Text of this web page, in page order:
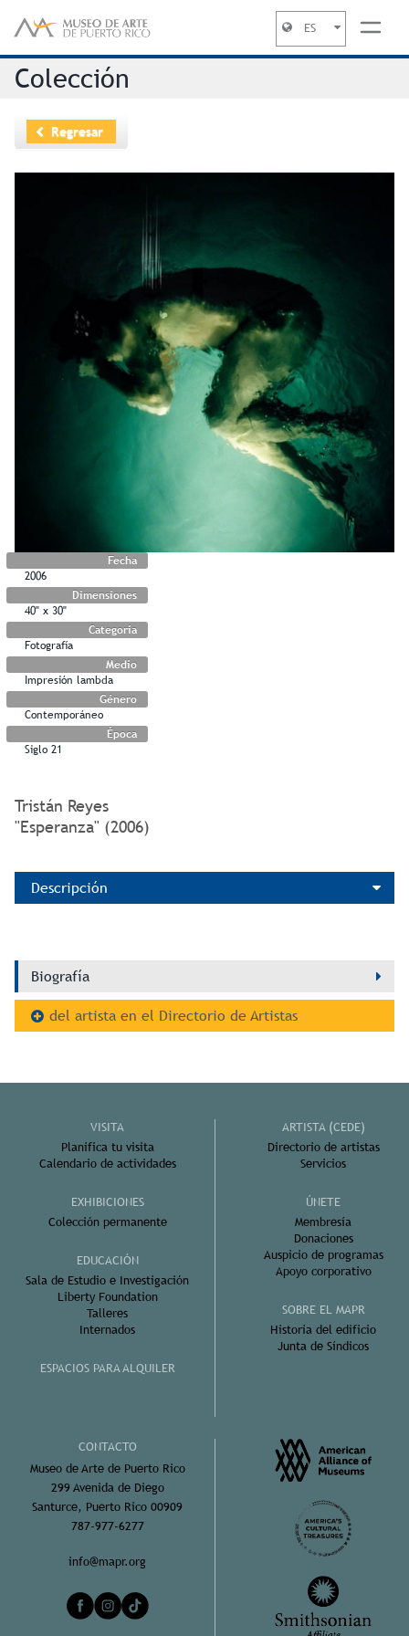
ES
Colección
Regresar
Fecha
2006
Dimensiones
40" x 30"
Categoría
Fotografía
Medio
Impresión lambda
Género
Contemporáneo
Época
Siglo 21
Tristán Reyes
"Esperanza" (2006)
Descripción
Biografía
del artista en el Directorio de Artistas
VISITA
Planifica tu visita
Calendario de actividades
EXHIBICIONES
Colección permanente
EDUCACIÓN
Sala de Estudio e Investigación
Liberty Foundation
Talleres
Internados
ESPACIOS PARA ALQUILER
ARTISTA (CEDE)
Directorio de artistas
Servicios
ÚNETE
Membresía
Donaciones
Auspicio de programas
Apoyo corporativo
SOBRE EL MAPR
Historia del edificio
Junta de Síndicos
CONTACTO
Museo de Arte de Puerto Rico
299 Avenida de Diego
Santurce, Puerto Rico 00909
787-977-6277
info@mapr.org